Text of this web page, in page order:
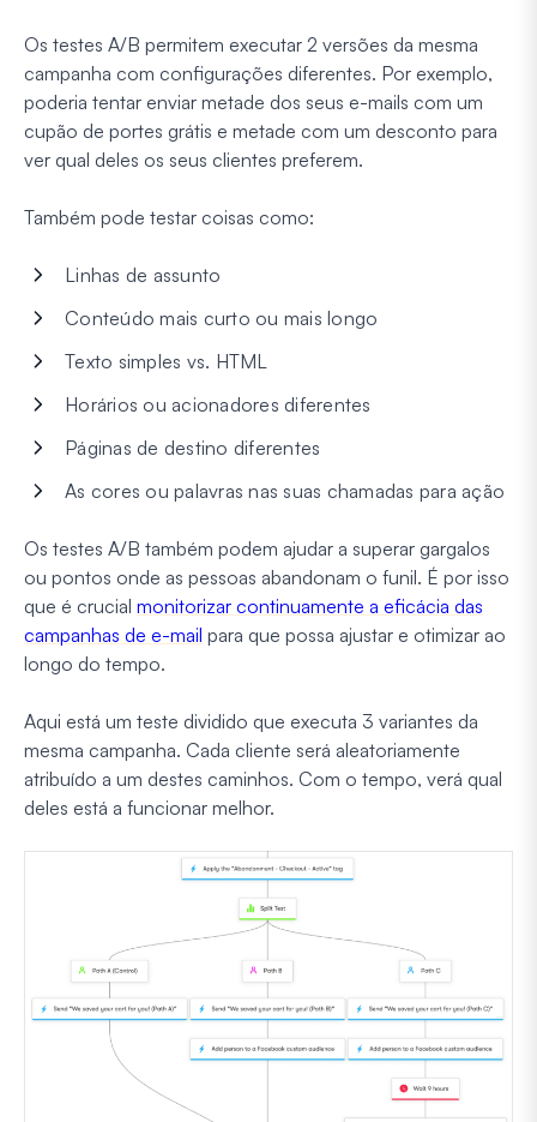
Os testes A/B permitem executar 2 versões da mesma
campanha com configurações diferentes. Por exemplo,
poderia tentar enviar metade dos seus e-mails com um
cupão de portes grátis e metade com um desconto para
ver qual deles os seus clientes preferem.
Também pode testar coisas como:
Linhas de assunto
Conteúdo mais curto ou mais longo
Texto simples vs. HTML
Horários ou acionadores diferentes
Páginas de destino diferentes
As cores ou palavras nas suas chamadas para ação
Os testes A/B também podem ajudar a superar gargalos
ou pontos onde as pessoas abandonam o funil. É por isso
que é crucial monitorizar continuamente a eficácia das
campanhas de e-mail para que possa ajustar e otimizar ao
longo do tempo.
Aqui está um teste dividido que executa 3 variantes da
mesma campanha. Cada cliente será aleatoriamente
atribuído a um destes caminhos. Com o tempo, verá qual
deles está a funcionar melhor.